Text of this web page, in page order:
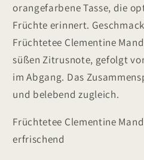
orangefarbene Tasse, die
Früchte erinnert.
Früchtetee Clementine
süßen Zitrusnote, gefolgt
im Abgang. Das
und belebend zugleich.
Früchtetee Clementine
erfrischend